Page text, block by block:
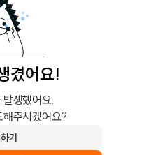
겼어요!
생했어요.
주시겠어요?
기